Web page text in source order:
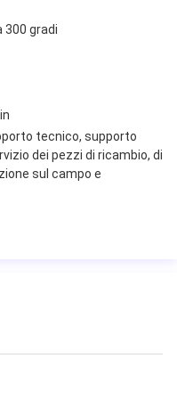
300 gradi
tecnico, supporto
dei pezzi di ricambio, di
sul campo e